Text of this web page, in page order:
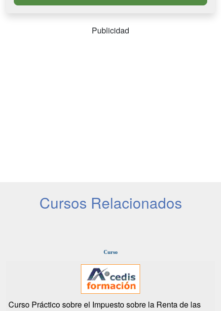
Publicidad
Cursos Relacionados
Curso
Curso Práctico sobre el Impuesto sobre la Renta de las